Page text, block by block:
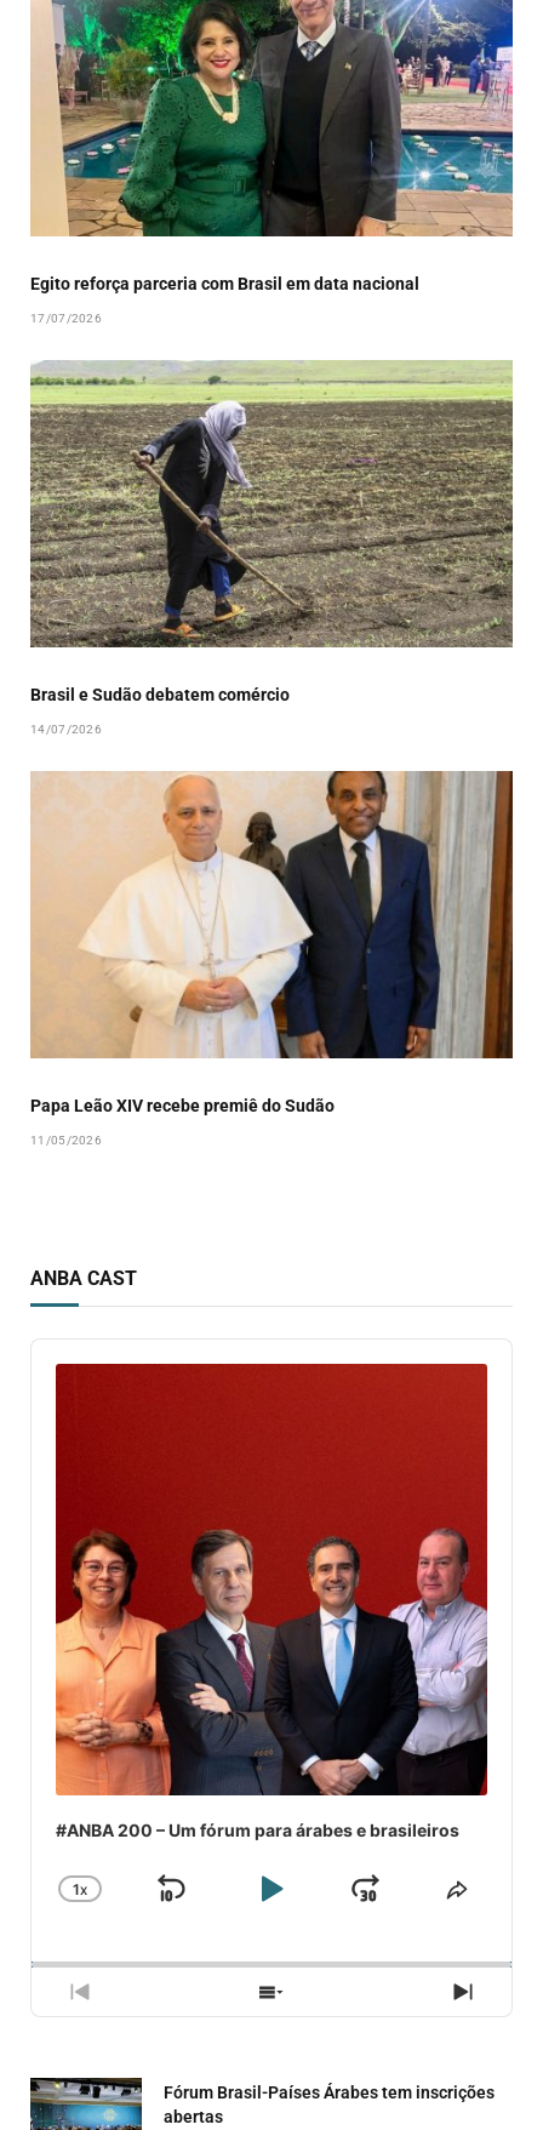
Egito reforça parceria com Brasil em data nacional
17/07/2026
Brasil e Sudão debatem comércio
14/07/2026
Papa Leão XIV recebe premiê do Sudão
11/05/2026
ANBA CAST
Audio
Player
#ANBA 200 – Um fórum para árabes e brasileiros
CHANGE
1X
SKIP
PLAYJUMP
PREVIOUS
EPISODE
SHOW
EPISODES
NEXT
Fórum Brasil-Países Árabes tem inscrições
abertas